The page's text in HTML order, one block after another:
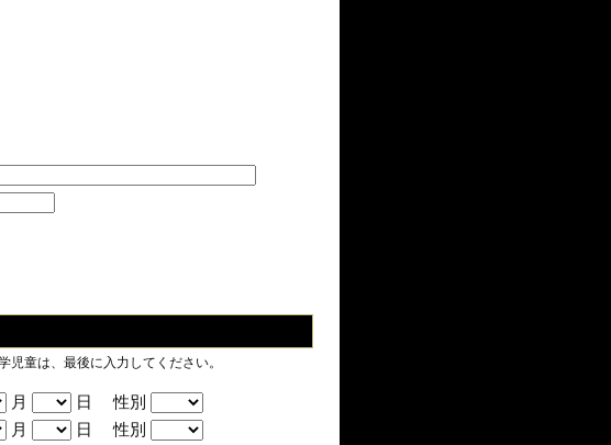
童は、最後に入力してください。
月
日 性別
月
日 性別